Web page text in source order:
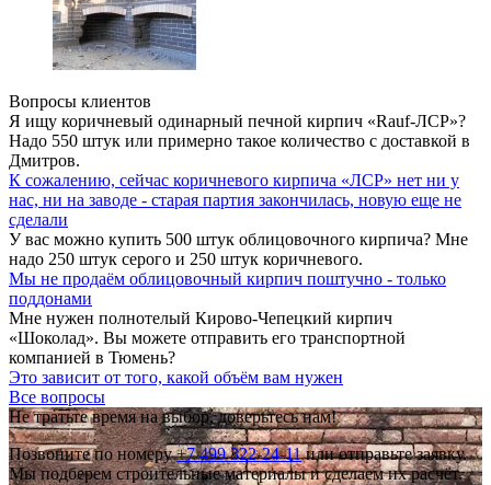
Вопросы клиентов
Я ищу коричневый одинарный печной кирпич «Rauf-ЛСР»?
Надо 550 штук или примерно такое количество с доставкой в
Дмитров.
К сожалению, сейчас коричневого кирпича «ЛСР» нет ни у
нас, ни на заводе - старая партия закончилась, новую еще не
сделали
У вас можно купить 500 штук облицовочного кирпича? Мне
надо 250 штук серого и 250 штук коричневого.
Мы не продаём облицовочный кирпич поштучно - только
поддонами
Мне нужен полнотелый Кирово-Чепецкий кирпич
«Шоколад». Вы можете отправить его транспортной
компанией в Тюмень?
Это зависит от того, какой объём вам нужен
Все вопросы
Не тратьте время на выбор, доверьтесь нам!
Позвоните по номеру+7 499 322-24-11или отправьте заявку.
Мы подберем строительные материалы и сделаем их расчёт.